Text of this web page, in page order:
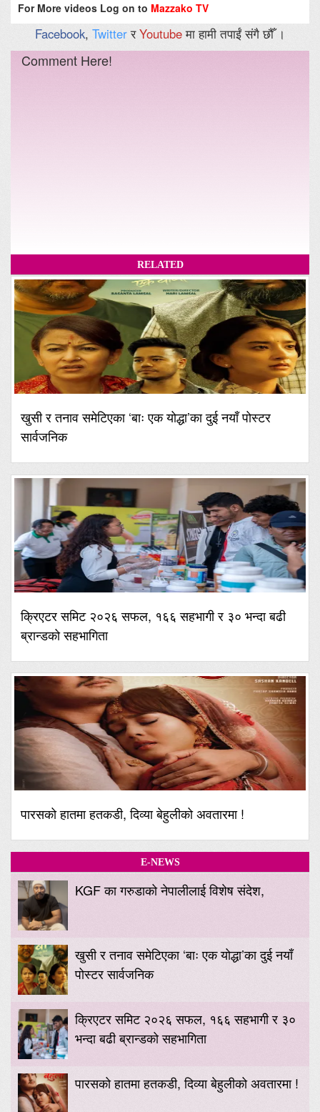
For More videos Log on to Mazzako TV
Facebook, TwitterरYoutubeमा हामी तपाईं संगै छौँ ।
Comment Here!
RELATED
खुसी र तनाव समेटिएका ‘बाः एक योद्धा’का दुई नयाँ पोस्टर
सार्वजनिक
क्रिएटर समिट २०२६ सफल, १६६ सहभागी र ३० भन्दा बढी
ब्रान्डको सहभागिता
पारसको हातमा हतकडी, दिव्या बेहुलीको अवतारमा !
E-NEWS
KGF का गरुडाको नेपालीलाई विशेष संदेश,
खुसी र तनाव समेटिएका ‘बाः एक योद्धा’का दुई नयाँ
पोस्टर सार्वजनिक
क्रिएटर समिट २०२६ सफल, १६६ सहभागी र ३०
भन्दा बढी ब्रान्डको सहभागिता
पारसको हातमा हतकडी, दिव्या बेहुलीको अवतारमा !